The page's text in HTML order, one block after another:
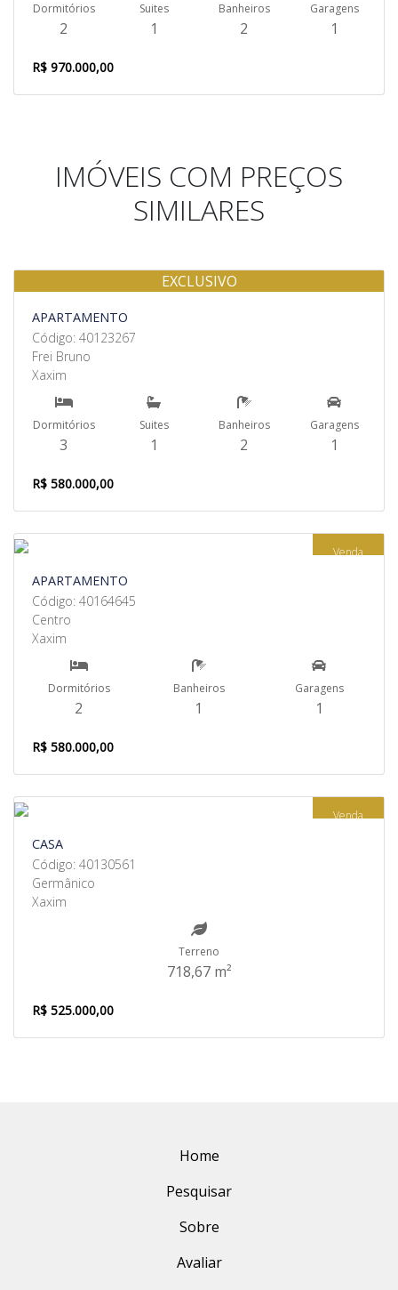
Dormitórios
2
Suites
1
Banheiros
2
Garagens
1
R$ 970.000,00
IMÓVEIS COM PREÇOS
SIMILARES
Venda
EXCLUSIVO
APARTAMENTO
Código: 40123267
Frei Bruno
Xaxim
Dormitórios
3
Suites
1
Banheiros
2
Garagens
1
R$ 580.000,00
Venda
APARTAMENTO
Código: 40164645
Centro
Xaxim
Dormitórios
2
Banheiros
1
Garagens
1
R$ 580.000,00
Venda
CASA
Código: 40130561
Germânico
Xaxim
Terreno
718,67 m²
R$ 525.000,00
Home
Pesquisar
Sobre
Avaliar